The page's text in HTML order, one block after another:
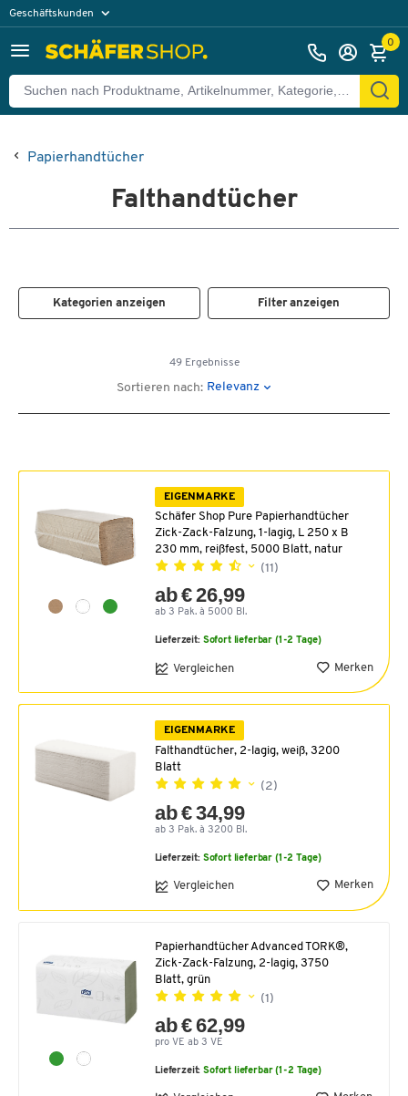
Geschäftskunden
0
Papierhandtücher
Falthandtücher
Kategorien anzeigen Filter anzeigen
49 Ergebnisse
Sortieren nach: Relevanz
EIGENMARKE
Schäfer Shop Pure Papierhandtücher
Zick-Zack-Falzung, 1-lagig, L 250 x B
230 mm, reißfest, 5000 Blatt, natur
(11)
ab € 26,99
ab 3 Pak. à 5000 Bl.
Lieferzeit: Sofort lieferbar (1-2 Tage)
Vergleichen Merken
EIGENMARKE
Falthandtücher, 2-lagig, weiß, 3200
Blatt
(2)
ab € 34,99
ab 3 Pak. à 3200 Bl.
Lieferzeit: Sofort lieferbar (1-2 Tage)
Vergleichen Merken
Papierhandtücher Advanced TORK®,
Zick-Zack-Falzung, 2-lagig, 3750
Blatt, grün
(1)
ab € 62,99
pro VE ab 3 VE
Lieferzeit:Sofort lieferbar (1-2 Tage)